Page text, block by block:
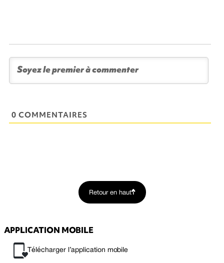
0 COMMENTAIRES
Retour en haut
APPLICATION MOBILE
Télécharger l’application mobile